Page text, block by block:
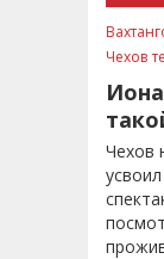
Чехов
Чехов